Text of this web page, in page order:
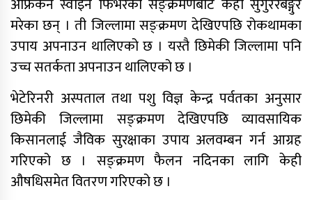
पूर्व गृहमन्त्री गुरुङमाथि छानबिन गर्न
गठित समितिले प्रतिवेदन सरकारलाई
बुझायो
मरेका छन् । ती जिल्लामा सङ्क्रमण देखिएपछि रोकथामका
उपाय अपनाउन थालिएको छ । यस्तै छिमेकी जिल्लामा पनि
उच्च सतर्कता अपनाउन थालिएको छ ।
भेटेरिनरी अस्पताल तथा पशु विज्ञ केन्द्र पर्वतका अनुसार
छिमेकी जिल्लामा सङ्क्रमण देखिएपछि व्यावसायिक
किसानलाई जैविक सुरक्षाका उपाय अलवम्बन गर्न आग्रह
गरिएको छ । सङ्क्रमण फैलन नदिनका लागि केही
औषधिसमेत वितरण गरिएको छ ।